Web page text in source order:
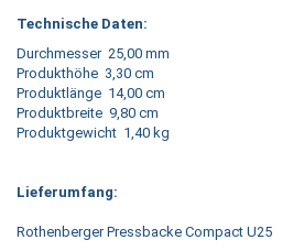
Technische Daten:
Durchmesser 25,00 mm
Produkthöhe 3,30 cm
Produktlänge 14,00 cm
Produktbreite 9,80 cm
Produktgewicht 1,40 kg
Lieferumfang:
Rothenberger Pressbacke Compact U25